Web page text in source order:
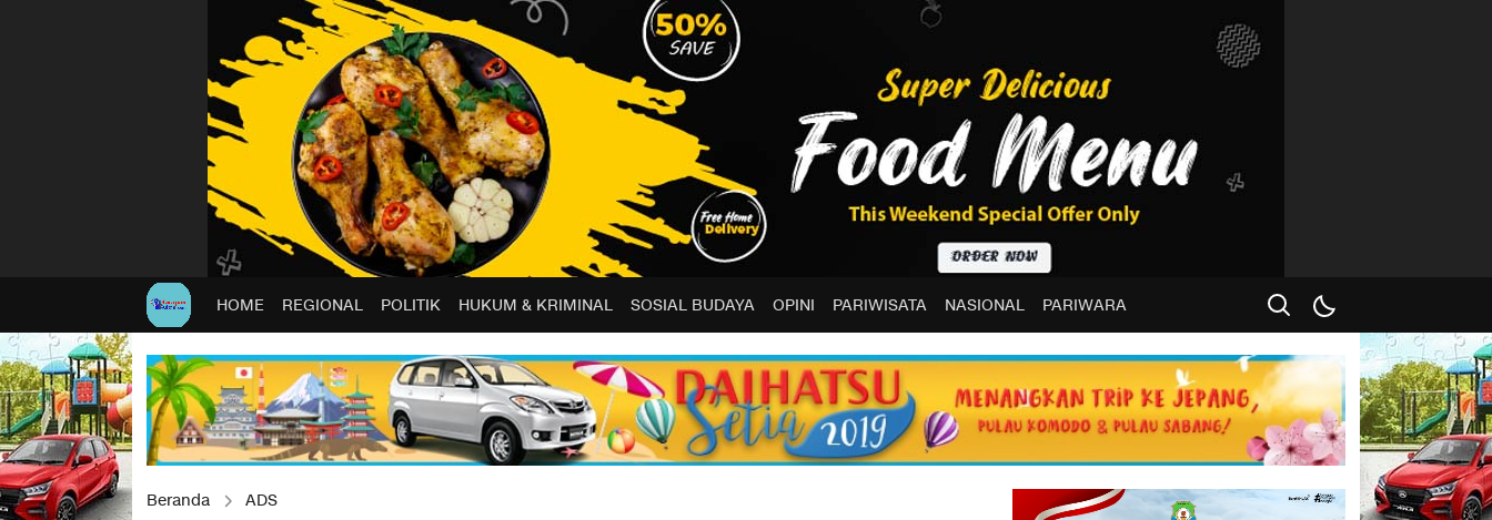
HOME REGIONAL POLITIK HUKUM & KRIMINAL SOSIAL BUDAYA OPINI PARIWISATA NASIONAL PARIWARA
Beranda ADS